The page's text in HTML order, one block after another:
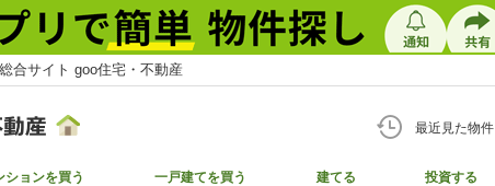
合サイト goo住宅・不動産
最近見た物件
ションを買う 一戸建てを買う 建てる 投資する